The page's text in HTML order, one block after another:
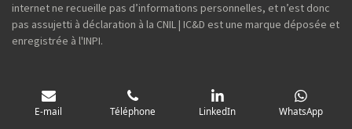
internet ne recueille pas d’informations personnelles, et n’est donc
pas assujetti à déclaration à la CNIL | IC&D est une marque déposée et
enregistrée à l'INPI.
E-mail Téléphone LinkedIn WhatsApp